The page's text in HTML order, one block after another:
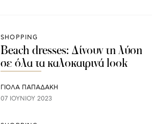
SHOPPING
Beach dresses: Δίνουν τη λύση
σε όλα τα καλοκαιρινά look
ΓΙΌΛΑ ΠΑΠΑΔΆΚΗ
07 ΙΟΥΝΊΟΥ 2023